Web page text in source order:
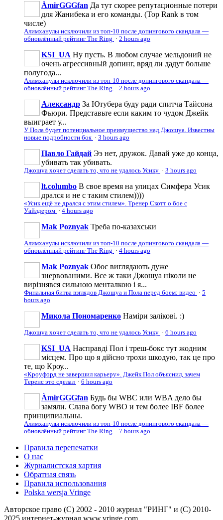
ÀmirGGGfan Да тут скорее репутационные потери
для Жанибека и его команды. (Top Rank в том
числе)
Алимханулы исключили из топ-10 после допингового скандала —
обновлённый рейтинг The Ring · 2 hours ago
KSI_UA Ну пусть. В любом случае мельдоний не
очень агрессивньій допинг, вряд ли дадут больше
полугода...
Алимханулы исключили из топ-10 после допингового скандала —
обновлённый рейтинг The Ring · 2 hours ago
Александр За Ютубера буду ради спитча Тайсона
Фьюри. Представьте если каким то чудом Джейк
выиграет у...
У Пола будет потенциальное преимущество над Джошуа. Известны
новые подробности боя · 3 hours ago
Павло Гайдай Ээ нет, дружок. Давай уже до конца,
убивать так убивать.
Джошуа хочет сделать то, что не удалось Усику · 3 hours ago
lt.columbo В свое время на улицах Симфера Усик
дрался и не с таким стилем))))
«Усик ещё не дрался с этим стилем». Тренер Скотт о бое с
Уайлдером · 4 hours ago
Mak Poznyak Треба по-казахськи
Алимханулы исключили из топ-10 после допингового скандала —
обновлённый рейтинг The Ring · 4 hours ago
Mak Poznyak Обоє виглядають дуже
знервованими. Все ж таки Джошуа ніколи не
вирізнявся сильною менталкою і я...
Финальная битва взглядов Джошуа и Пола перед боем: видео · 5
hours ago
Микола Пономаренко Наміри залікові. :)
Джошуа хочет сделать то, что не удалось Усику · 6 hours ago
KSI_UA Насправді Пол і треш-бокс тут жодним
місцем. Про що я дійсно трохи шкодую, так це про
те, що Кроу...
«Кроуфорд не завершил карьеру». Джейк Пол объяснил, зачем
Теренс это сделал · 6 hours ago
ÀmirGGGfan Будь бы WBC или WBA дело бы
замяли. Слава богу WBO и тем более IBF более
принципиальны.
Алимханулы исключили из топ-10 после допингового скандала —
обновлённый рейтинг The Ring · 7 hours ago
Правила перепечатки
О нас
Журналистская хартия
Обратная связь
Правила использования
Polska wersja Vringe
Авторское право (С) 2002 - 2010 журнал "РИНГ" и (С) 2010-
2025 интернет-журнал www.vringe.com.